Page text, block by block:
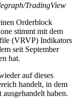
TradingView
Orderblock
stimmt mit dem
(VRVP) Indikators
seit September
hat.
auf dieses
handelt, in dem
haben.